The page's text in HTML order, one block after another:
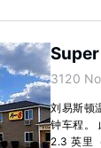
3120
刘易斯顿
钟车程。
2.3 英里